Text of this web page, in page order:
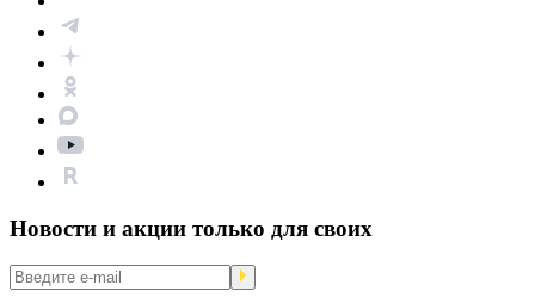
Новости и акции только для своих